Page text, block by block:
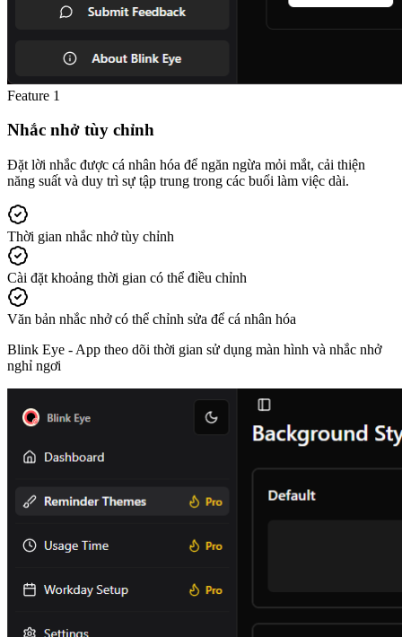
Feature 1
Nhắc nhở tùy chỉnh
Đặt lời nhắc được cá nhân hóa để ngăn ngừa mỏi mắt, cải thiện
năng suất và duy trì sự tập trung trong các buổi làm việc dài.
Thời gian nhắc nhở tùy chỉnh
Cài đặt khoảng thời gian có thể điều chỉnh
Văn bản nhắc nhở có thể chỉnh sửa để cá nhân hóa
Blink Eye - App theo dõi thời gian sử dụng màn hình và nhắc nhở
nghỉ ngơi